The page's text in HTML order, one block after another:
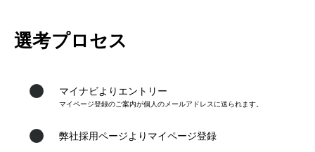
選考プロセス
マイナビよりエントリー
マイページ登録のご案内が個人のメールアドレスに送られます。
弊社採用ページよりマイページ登録